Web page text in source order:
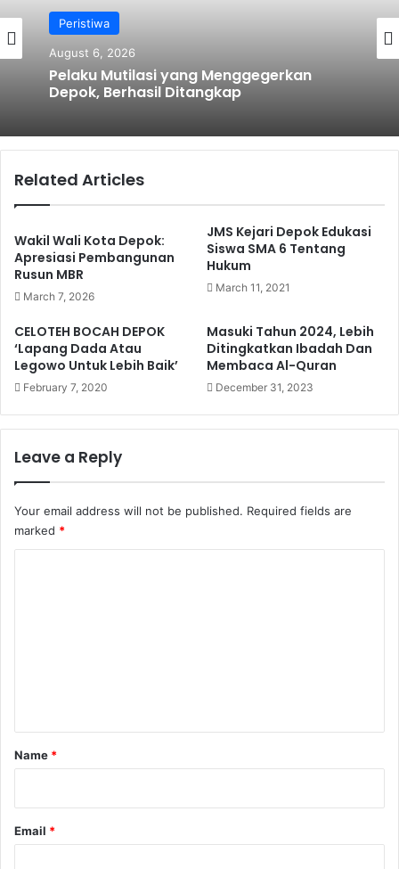
Peristiwa
August 6, 2026
Pelaku Mutilasi yang Menggegerkan
Depok, Berhasil Ditangkap
Related Articles
Wakil Wali Kota Depok:
Apresiasi Pembangunan
Rusun MBR
March 7, 2026
JMS Kejari Depok Edukasi
Siswa SMA 6 Tentang
Hukum
March 11, 2021
CELOTEH BOCAH DEPOK
‘Lapang Dada Atau
Legowo Untuk Lebih Baik’
February 7, 2020
Masuki Tahun 2024, Lebih
Ditingkatkan Ibadah Dan
Membaca Al-Quran
December 31, 2023
Leave a Reply
Your email address will not be published. Required fields are
marked *
*
Name *
Email *